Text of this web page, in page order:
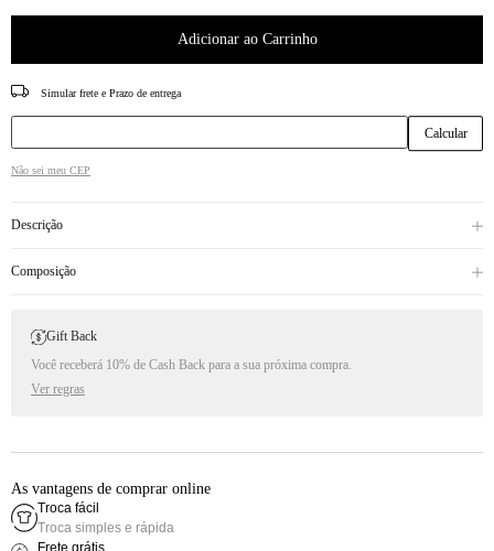
Adicionar ao Carrinho
CEP
Não sei meu CEP
Descrição
Composição
Gift Back
Você receberá 10% de Cash Back para a sua próxima compra.
Ver regras
As vantagens de comprar online
Troca fácil
Troca simples e rápida
Frete grátis